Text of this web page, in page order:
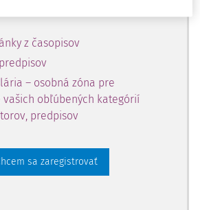
z časopisov
– osobná zóna pre
vašich obľúbených kategórií
predpisov
sa zaregistrovať